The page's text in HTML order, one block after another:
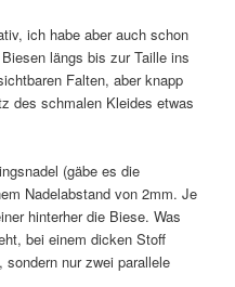
ich habe aber auch schon
längs bis zur Taille ins
Falten, aber knapp
des schmalen Kleides etwas
(gäbe es die
Nadelabstand von 2mm. Je
hinterher die Biese. Was
bei einem dicken Stoff
nur zwei parallele